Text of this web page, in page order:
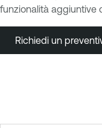
funzionalità aggiuntive
Richiedi un